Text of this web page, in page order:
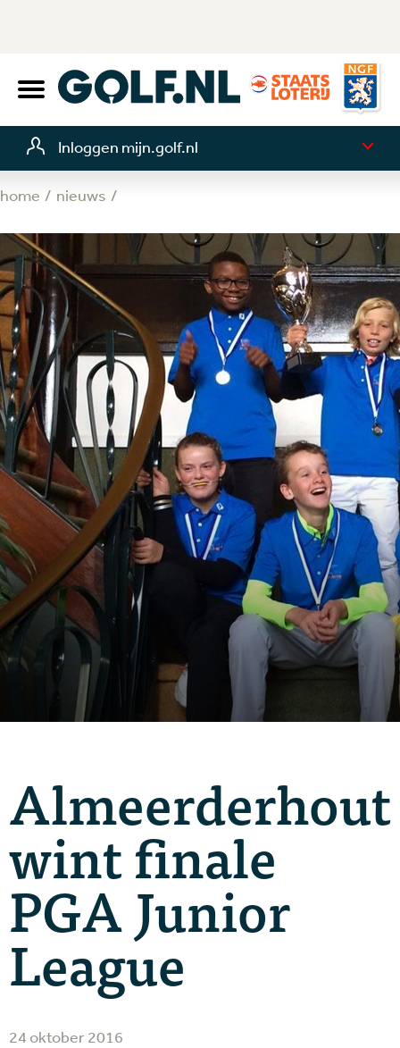
Inloggen mijn.golf.nl
home nieuws
Almeerderhout
wint finale
PGA Junior
League
24 oktober 2016